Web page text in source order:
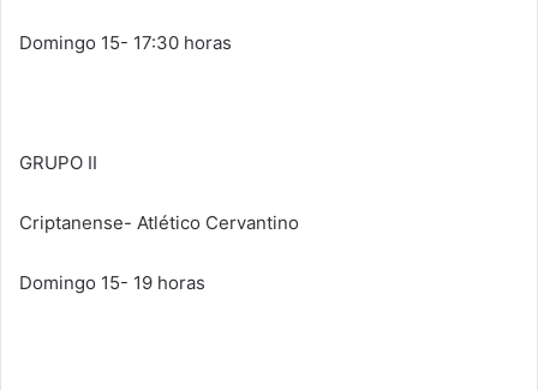
Domingo 15- 17:30 horas
GRUPO II
Criptanense- Atlético Cervantino
Domingo 15- 19 horas